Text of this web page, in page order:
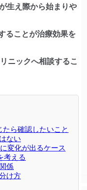
生え際から始まりや
ることが治療効果を
ニックへ相談するこ
ら確認したいこと
ない
変化が出るケース
考える
係
け方